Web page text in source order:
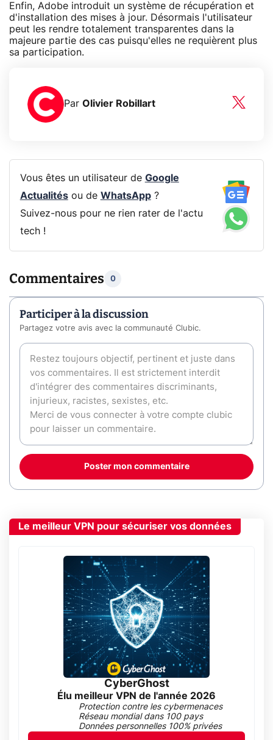
Enfin, Adobe introduit un système de récupération et
d'installation des mises à jour. Désormais l'utilisateur
peut les rendre totalement transparentes dans la
majeure partie des cas puisqu'elles ne requièrent plus
sa participation.
Par Olivier Robillart
Vous êtes un utilisateur de Google
Actualitésou de WhatsApp?
Suivez-nous pour ne rien rater de l'actu
tech !
Commentaires 0
Participer à la discussion
Partagez votre avis avec la communauté Clubic.
Poster mon commentaire
Le meilleur VPN pour sécuriser vos données
CyberGhost
Élu meilleur VPN de l'année 2026
Protection contre les cybermenaces
Réseau mondial dans 100 pays
Données personnelles 100% privées